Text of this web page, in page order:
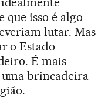
isso é algo
lutar. Mas
o Estado
É mais
brincadeira